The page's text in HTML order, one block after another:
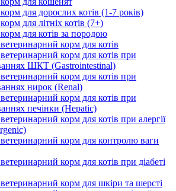
для дорослих котів (1-7 років)
для літніх котів (7+)
для котів за породою
корм для котів
корм для котів при
ШКТ (Gastrointestinal)
корм для котів при
нирок (Renal)
корм для котів при
печінки (Hepatic)
корм для котів при алергії
корм для контролю ваги
корм для котів при діабеті
корм для шкіри та шерсті